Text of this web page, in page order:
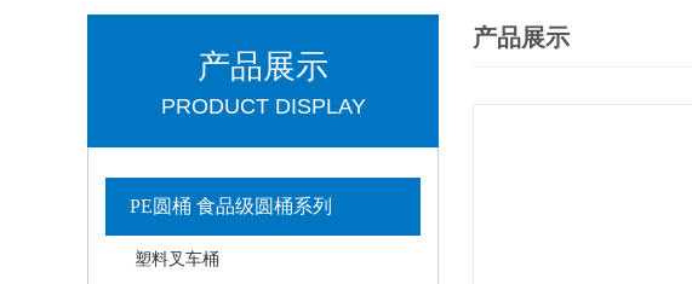
产品展示
PRODUCT DISPLAY
PE圆桶 食品级圆桶系列
塑料叉车桶
产品展示